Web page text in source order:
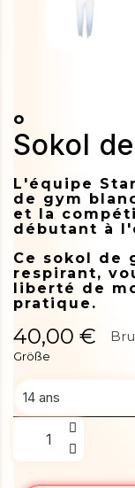
o
Sokol
L'équipe
de gym
et la
débutant à
Ce sokol de
respirant,
liberté de
pratique.
40,00 €
Größe